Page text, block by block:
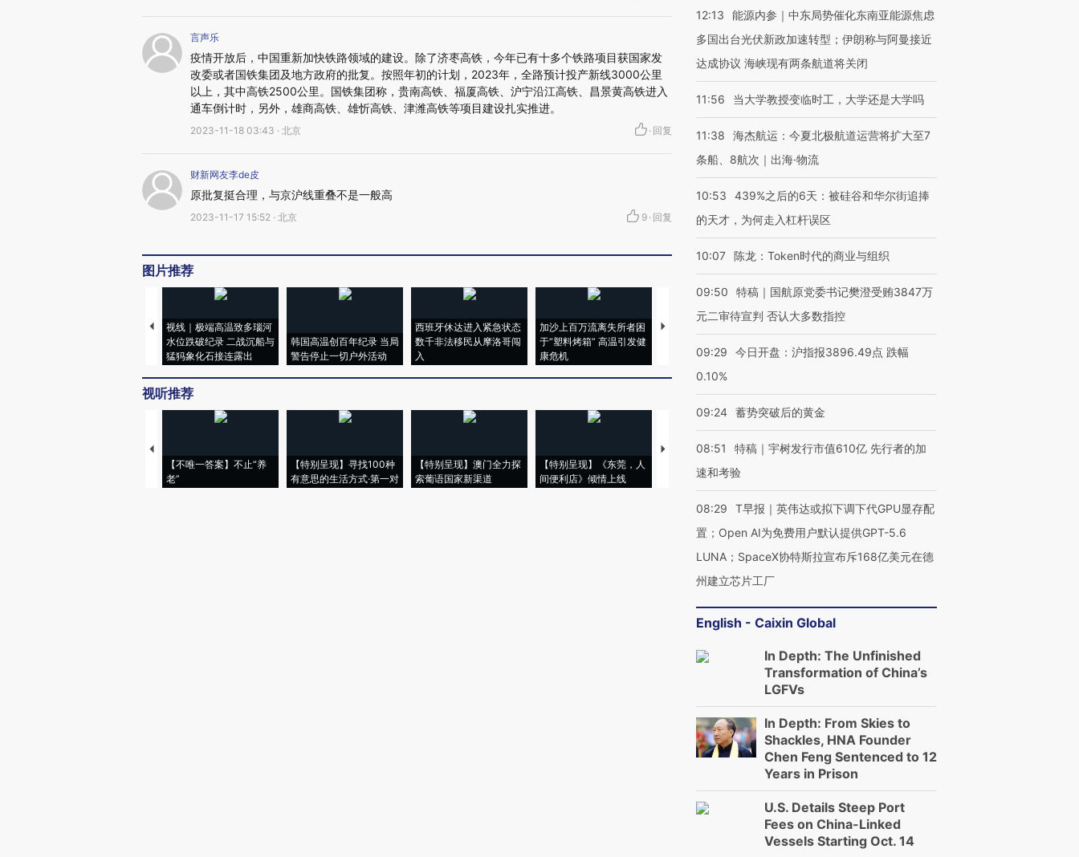
言声乐
疫情开放后，中国重新加快铁路领域的建设。除了济枣高铁，今年已有十多个铁路项目获国家发
改委或者国铁集团及地方政府的批复。按照年初的计划，2023年，全路预计投产新线3000公里
以上，其中高铁2500公里。国铁集团称，贵南高铁、福厦高铁、沪宁沿江高铁、昌景黄高铁进入
通车倒计时，另外，雄商高铁、雄忻高铁、津潍高铁等项目建设扎实推进。
2023-11-18 03:43 · 北京 · 回复
财新网友李de皮
原批复挺合理，与京沪线重叠不是一般高
2023-11-17 15:52 · 北京 9 · 回复
图片推荐
视线｜极端高温致多瑙河
水位跌破纪录 二战沉船与
猛犸象化石接连露出
韩国高温创百年纪录 当局
警告停止一切户外活动
西班牙休达进入紧急状态
数千非法移民从摩洛哥闯
入
加沙上百万流离失所者困
于“塑料烤箱” 高温引发健
康危机
视线｜HYROX的吸金
心“花钱找虐”？
毒品
视听推荐
【不唯一答案】不止“养
老”
【特别呈现】寻找100种
有意思的生活方式·第一对
【特别呈现】澳门全力探
索葡语国家新渠道
【特别呈现】《东莞，人
间便利店》倾情上线
【推广】走进第四届链博
会，让数智科技“链”接产
【商旅对话】华住集团
12:13
能源内参｜中东局势催化东南亚能源焦虑
多国出台光伏新政加速转型；伊朗称与阿曼接近
达成协议 海峡现有两条航道将关闭
11:56 当大学教授变临时工，大学还是大学吗
11:38
海杰航运：今夏北极航道运营将扩大至7
条船、8航次｜出海·物流
10:53
439%之后的6天：被硅谷和华尔街追捧
的天才，为何走入杠杆误区
10:07 陈龙：Token时代的商业与组织
09:50
特稿｜国航原党委书记樊澄受贿3847万
元二审待宣判 否认大多数指控
09:29
今日开盘：沪指报3896.49点 跌幅
0.10%
09:24 蓄势突破后的黄金
08:51
特稿｜宇树发行市值610亿 先行者的加
速和考验
08:29
T早报｜英伟达或拟下调下代GPU显存配
置；Open AI为免费用户默认提供GPT-5.6
LUNA；SpaceX协特斯拉宣布斥168亿美元在德
州建立芯片工厂
English - Caixin Global
In Depth: The Unfinished
Transformation of China’s
LGFVs
In Depth: From Skies to
Shackles, HNA Founder
Chen Feng Sentenced to 12
Years in Prison
U.S. Details Steep Port
Fees on China-Linked
Vessels Starting Oct. 14